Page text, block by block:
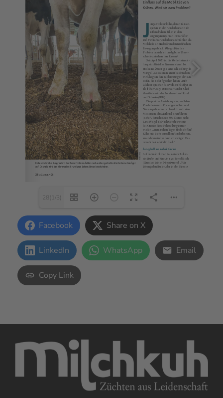
28(1/3)
Facebook Share on X
LinkedIn WhatsApp Email
Copy Link